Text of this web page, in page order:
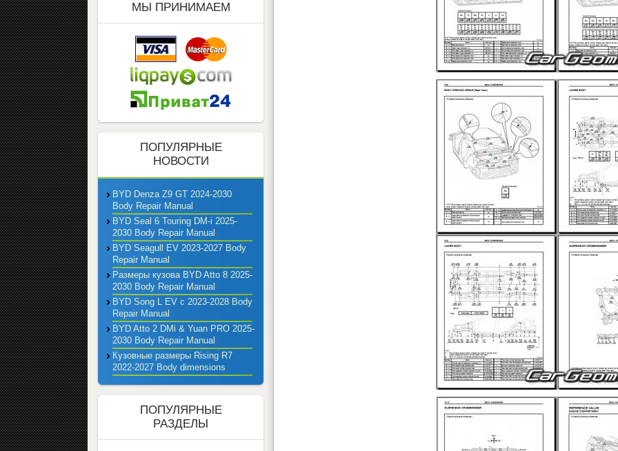
МЫ ПРИНИМАЕМ
ПОПУЛЯРНЫЕ
НОВОСТИ
BYD Denza Z9 GT 2024-2030
Body Repair Manual
BYD Seal 6 Touring DM-i 2025-
2030 Body Repair Manual
BYD Seagull EV 2023-2027 Body
Repair Manual
Размеры кузова BYD Atto 8 2025-
2030 Body Repair Manual
BYD Song L EV с 2023-2028 Body
Repair Manual
BYD Atto 2 DMi & Yuan PRO 2025-
2030 Body Repair Manual
Кузовные размеры Rising R7
2022-2027 Body dimensions
ПОПУЛЯРНЫЕ
РАЗДЕЛЫ